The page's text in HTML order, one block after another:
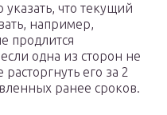
что текущий
например,
продлится
одна из сторон не
его за 2
ранее сроков.